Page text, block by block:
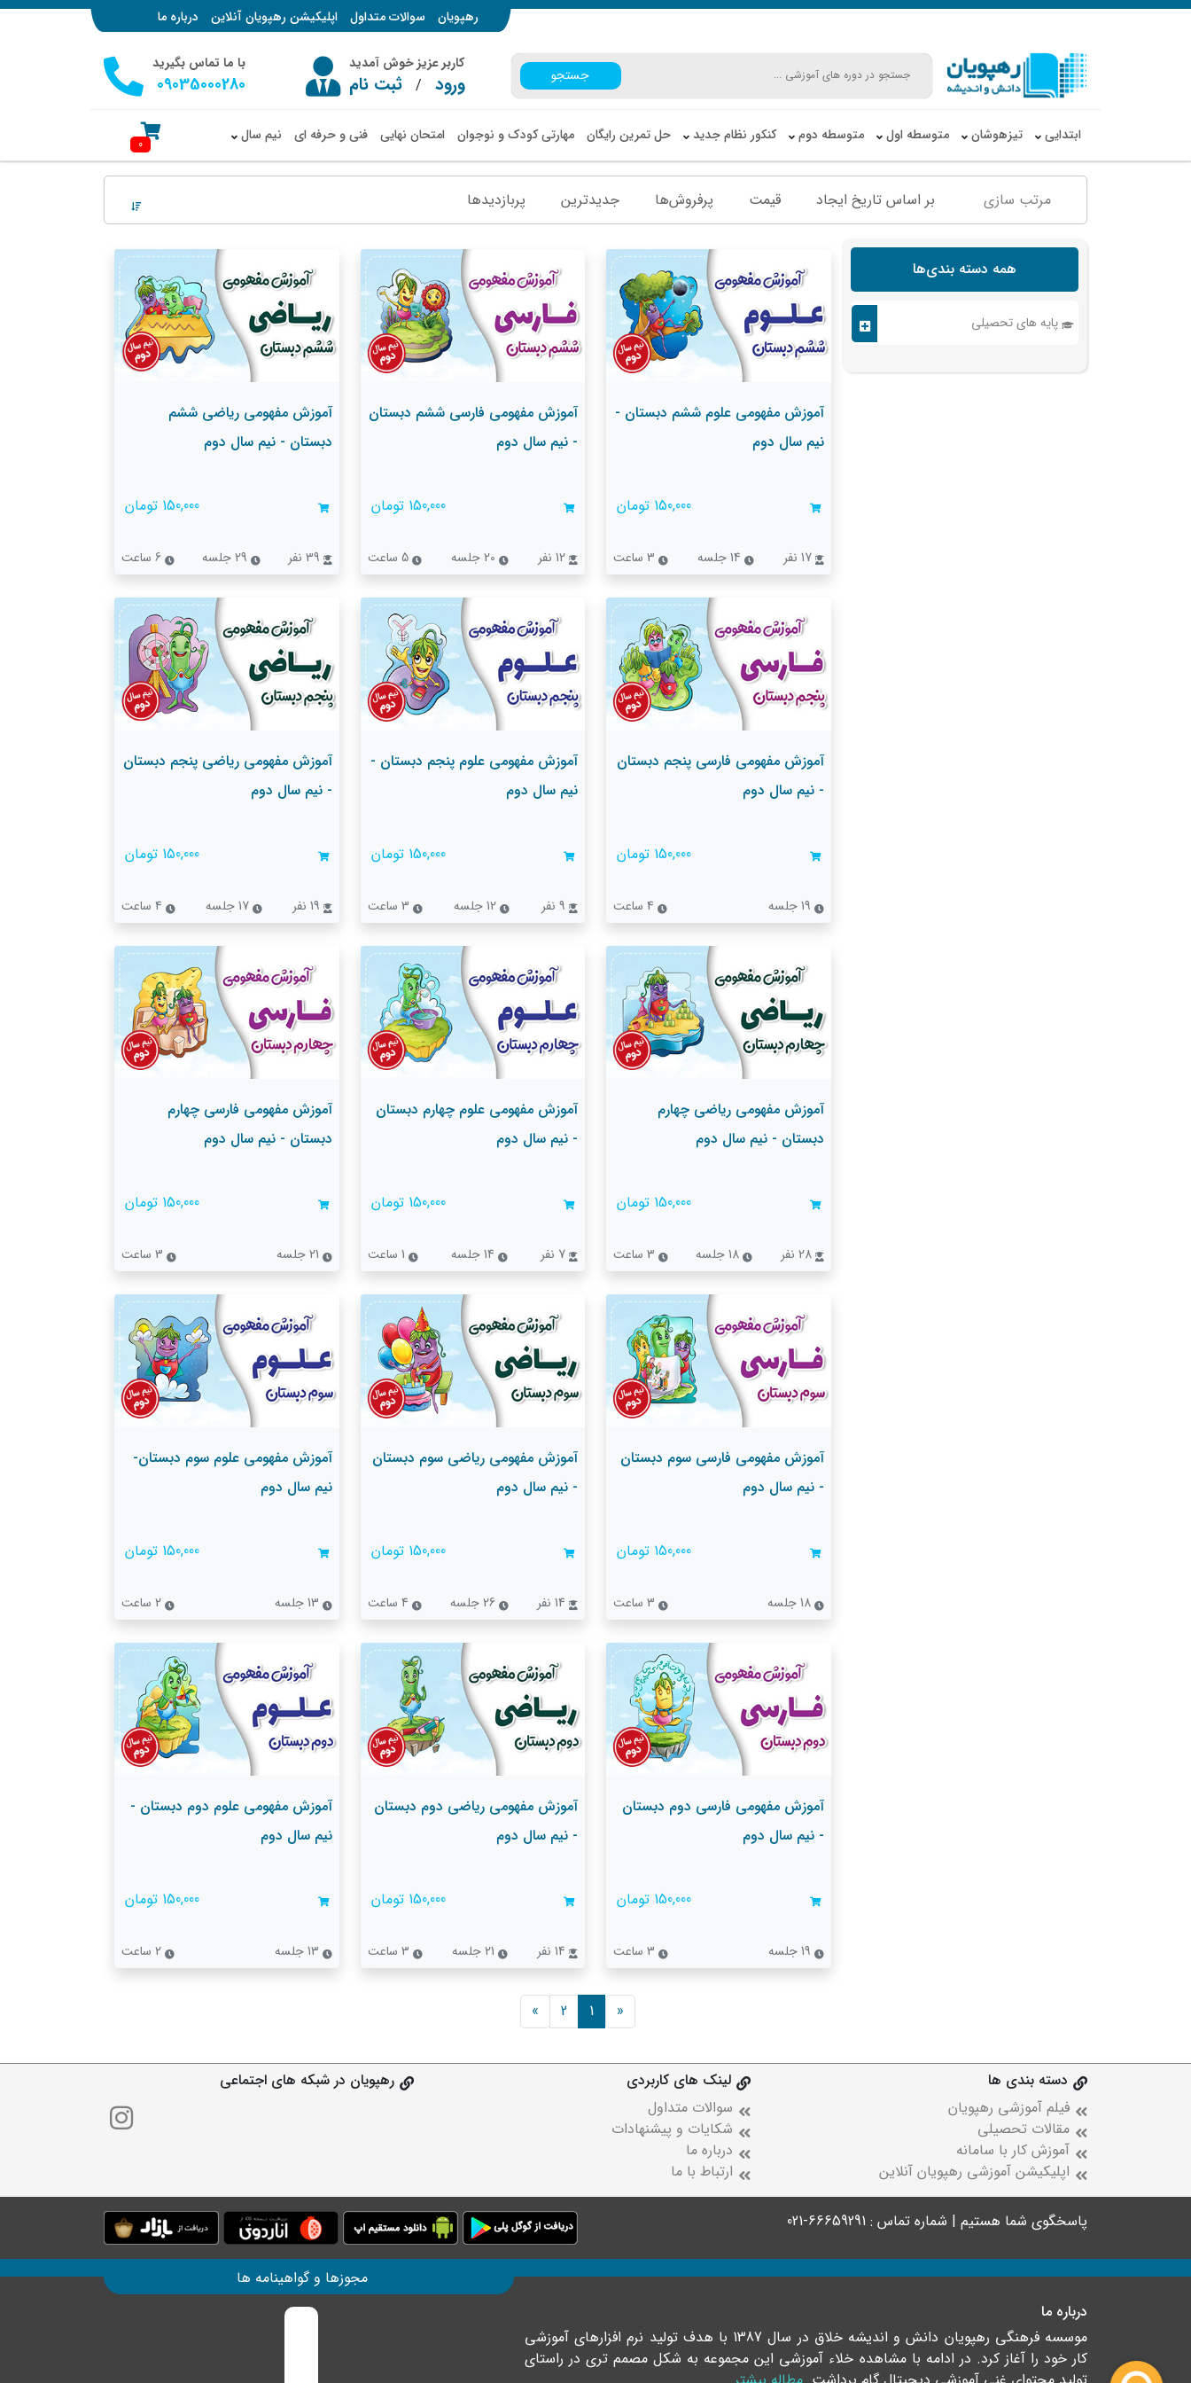
رهپویان سوالات متداول اپلیکیشن رهپویان آنلاین درباره ما
جستجو
کاربر عزیز خوش آمدید
ورود /ثبت نام
با ما تماس بگیرید
09035000280
ابتدایی تیزهوشان متوسطه اول متوسطه دوم کنکور نظام جدید حل تمرین رایگان مهارتی کودک و نوجوان امتحان نهایی فنی و حرفه ای نیم سال 0
مرتب سازی بر اساس تاریخ ایجاد قیمت پرفروش‌ها جدیدترین پربازدید‌ها
همه دسته بندی‌ها
پایه های تحصیلی
آموزش مفهومی علوم ششم دبستان -
نیم سال دوم
150,000 تومان
17 نفر 3 ساعت
آموزش مفهومی فارسی ششم دبستان
- نیم سال دوم
150,000 تومان
12 نفر 5 ساعت
آموزش مفهومی ریاضی ششم
دبستان - نیم سال دوم
150,000 تومان
6 ساعت
آموزش مفهومی فارسی پنجم دبستان
- نیم سال دوم
150,000 تومان
4 ساعت
آموزش مفهومی علوم پنجم دبستان -
نیم سال دوم
150,000 تومان
9 نفر 12 جلسه
آموزش مفهومی ریاضی پنجم دبستان
- نیم سال دوم
150,000 تومان
17 جلسه 4 ساعت
آموزش مفهومی ریاضی چهارم
دبستان - نیم سال دوم
150,000 تومان
28 نفر 18 جلسه 3 ساعت
آموزش مفهومی علوم چهارم دبستان
- نیم سال دوم
150,000 تومان
7 نفر
آموزش مفهومی فارسی چهارم
دبستان - نیم سال دوم
150,000 تومان
3 ساعت
آموزش مفهومی فارسی سوم دبستان
- نیم سال دوم
150,000 تومان
18 جلسه 3 ساعت
آموزش مفهومی ریاضی سوم دبستان
- نیم سال دوم
150,000 تومان
14 نفر
آموزش مفهومی علوم سوم دبستان-
نیم سال دوم
150,000 تومان
2 ساعت
آموزش مفهومی فارسی دوم دبستان
- نیم سال دوم
150,000 تومان
3 ساعت
آموزش مفهومی ریاضی دوم دبستان
- نیم سال دوم
150,000 تومان
14 نفر
آموزش مفهومی علوم دوم دبستان -
نیم سال دوم
150,000 تومان
2 ساعت
«
1
2
»
دسته بندی ها
فیلم آموزشی رهپویان
مقالات تحصیلی
آموزش کار با سامانه
اپلیکیشن آموزشی رهپویان آنلاین
لینک های کاربردی
سوالات متداول
شکایات و پیشنهادات
درباره ما
ارتباط با ما
رهپویان در شبکه های اجتماعی
پاسخگوی شما هستیم | شماره تماس : 66659291-021
مجوزها و گواهینامه ها
درباره ما
موسسه فرهنگی رهپویان دانش و اندیشه خلاق در سال 1387 با هدف تولید نرم افزارهای آموزشی
کار خود را آغاز کرد. در ادامه با مشاهده خلاء آموزشی این مجموعه به شکل مصمم تری در راستای